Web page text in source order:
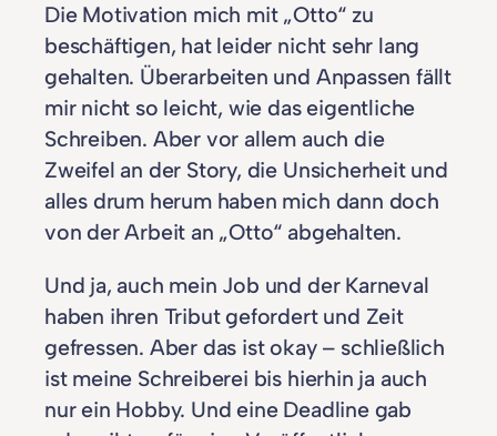
Die Motivation mich mit „Otto“ zu
beschäftigen, hat leider nicht sehr lang
gehalten. Überarbeiten und Anpassen fällt
mir nicht so leicht, wie das eigentliche
Schreiben. Aber vor allem auch die
Zweifel an der Story, die Unsicherheit und
alles drum herum haben mich dann doch
von der Arbeit an „Otto“ abgehalten.
Und ja, auch mein Job und der Karneval
haben ihren Tribut gefordert und Zeit
gefressen. Aber das ist okay – schließlich
ist meine Schreiberei bis hierhin ja auch
nur ein Hobby. Und eine Deadline gab